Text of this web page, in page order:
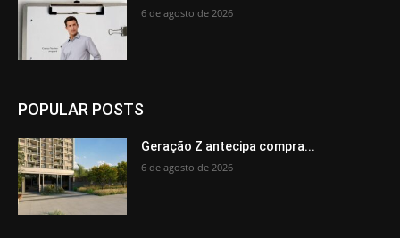
6 de agosto de 2026
POPULAR POSTS
Geração Z antecipa compra...
6 de agosto de 2026